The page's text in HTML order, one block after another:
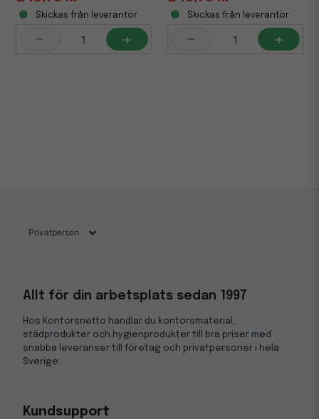
Skickas från leverantör
- +
Skickas från leverantör
- +
Allt för din arbetsplats sedan 1997
Hos Kontorsnetto handlar du kontorsmaterial,
städprodukter och hygienprodukter till bra priser med
snabba leveranser till företag och privatpersoner i hela
Sverige.
Kundsupport